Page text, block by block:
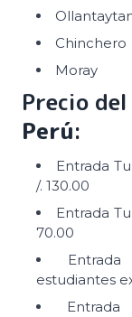
Chinchero
Moray
Precio del
Perú:
Entrada
/. 130.00
Entrada
70.00
estudiantes